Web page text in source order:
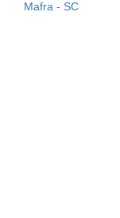
Mafra - SC